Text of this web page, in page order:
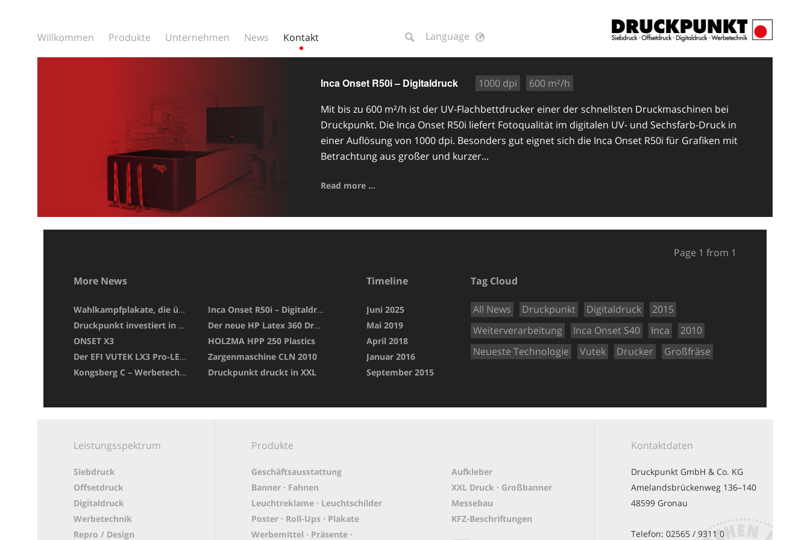
Willkommen Produkte Unternehmen News Kontakt Language
Inca Onset R50i – Digitaldruck 1000 dpi
600 m²/h
Mit bis zu 600 m²/h ist der UV-Flachbettdrucker einer der schnellsten Druckmaschinen bei
Druckpunkt. Die Inca Onset R50i liefert Fotoqualität im digitalen UV- und Sechsfarb-Druck in
einer Auflösung von 1000 dpi. Besonders gut eignet sich die Inca Onset R50i für Grafiken mit
Betrachtung aus großer und kurzer...
Read more ...
Page 1 from 1
More News
Wahlkampfplakate, die überzeugen!
Druckpunkt investiert in die Zukunft: EFI Nozomi 14000 SD erweitert unser Leistungsspektrum
ONSET X3
Der EFI VUTEK LX3 Pro-LED-Drucker seit Januar 2018 bei uns im Einsatz!
Kongsberg C – Werbetechnik
Inca Onset R50i – Digitaldruck
Der neue HP Latex 360 Drucker
HOLZMA HPP 250 Plastics
Zargenmaschine CLN 2010
Druckpunkt druckt in XXL
Timeline
Juni 2025
Mai 2019
April 2018
Januar 2016
September 2015
Tag Cloud
All News Druckpunkt Digitaldruck
2015
Weiterverarbeitung
Inca Onset S40 Inca
2010
Neueste Technologie
Vutek Drucker Großfräse
Leistungsspektrum
Siebdruck
Offsetdruck
Digitaldruck
Werbetechnik
Repro / Design
Produkte
Geschäftsausstattung
Banner · Fahnen
Leuchtreklame · Leuchtschilder
Poster · Roll-Ups · Plakate
Werbemittel · Präsente ·
Aufkleber
XXL Druck · Großbanner
Messebau
KFZ-Beschriftungen
Kontaktdaten
Druckpunkt GmbH & Co. KG
Amelandsbrückenweg 136–140
48599 Gronau
Telefon: 02565 / 9311 0